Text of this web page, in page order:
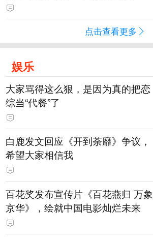
点击查看更多
娱乐
大家骂得这么狠，是因为真的把恋
综当“代餐”了
白鹿发文回应《开到荼靡》争议，
希望大家相信我
百花奖发布宣传片《百花燕归 万象
京华》，绘就中国电影灿烂未来